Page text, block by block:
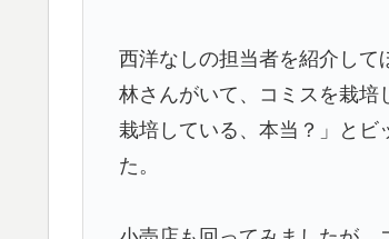
西洋なしの担当者を紹介し
林さんがいて、コミスを栽培
栽培している、本当？」とビ
た。